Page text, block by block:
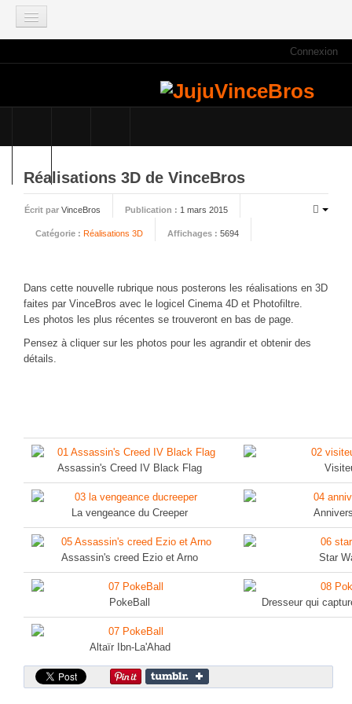
Connexion
Faisons le point
Qui sommes nous ?
Planning des JujuVinceBros
Accès aux Quiz
CINÉ
JEUX
30 minutes sur...
Parties en ligne
Walkthrough / LP
Minecraft
Battlefield Montage
Chroniques du jeu video
ANIM
Réalisations 3D de VinceBros
Écrit par VinceBros Publication : 1 mars 2015
Catégorie : Réalisations 3D Affichages : 5694
Dans cette nouvelle rubrique nous posterons les réalisations en 3D
faites par VinceBros avec le logicel Cinema 4D et Photofiltre.
Les photos les plus récentes se trouveront en bas de page.
Pensez à cliquer sur les photos pour les agrandir et obtenir des
détails.
Assassin's Creed IV Black Flag
La vengeance du Creeper
Assassin's creed Ezio et Arno Star
PokeBall Dresseur qui
Altaïr Ibn-La'Ahad